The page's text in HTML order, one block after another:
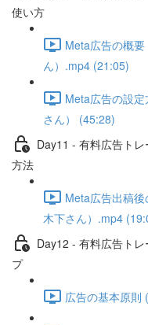
使い方
Meta広告の概
ん）.mp4 (21:05)
Meta広告の設
さん） (45:28)
Day11 - 有料広告ト
方法
Meta広告出稿
木下さん）.mp4
Day12 - 有料広告ト
プ
広告の基本原則